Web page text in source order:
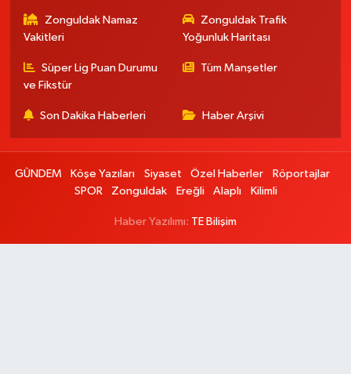
Zonguldak Namaz
Vakitleri
Zonguldak Trafik
Yoğunluk Haritası
Süper Lig Puan Durumu
ve Fikstür
Tüm Manşetler
Son Dakika Haberleri Haber Arşivi
GÜNDEM Köşe Yazıları Siyaset Özel Haberler
Röportajlar
SPOR
Zonguldak Ereğli Alaplı Kilimli
Haber Yazılımı: TE Bilişim